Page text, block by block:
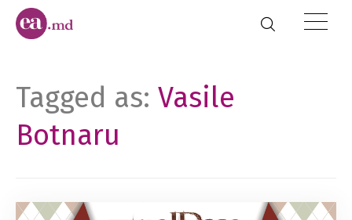
Tagged as: Vasile
Botnaru